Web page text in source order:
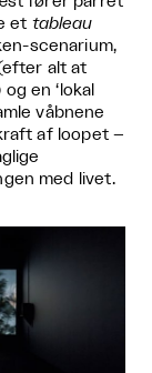
et tableau
scenarium,
alt at
en ‘lokal
våbnene
af loopet –
med livet.